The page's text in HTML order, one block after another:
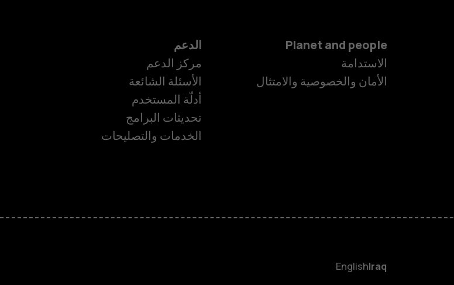
HMD Terra M
HMD DUB
Planet and people
الاستدامة
الأمان والخصوصية والامتثال
الدعم
مركز الدعم
الأسئلة الشائعة
أدلّة المستخدم
تحديثات البرامج
الخدمات والتصليحات
Iraq
English